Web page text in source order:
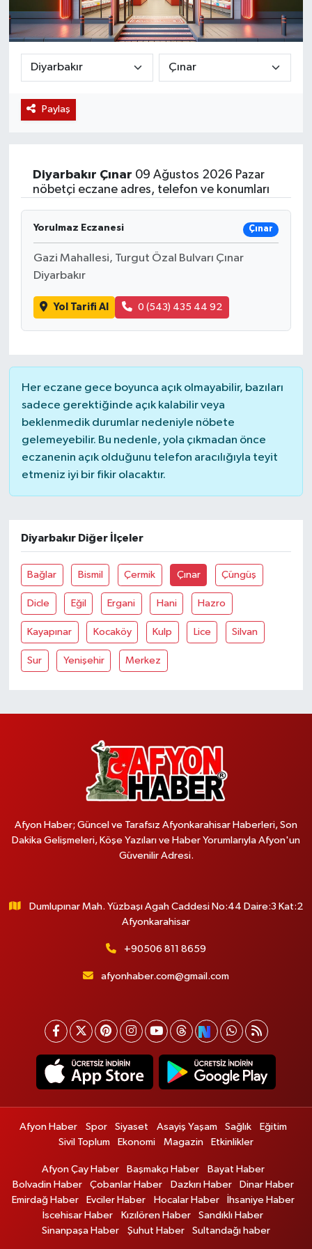
Paylaş
Diyarbakır Çınar 09 Ağustos 2026 Pazar
nöbetçi eczane adres, telefon ve konumları
Yorulmaz Eczanesi Çınar
Gazi Mahallesi, Turgut Özal Bulvarı Çınar
Diyarbakır
Yol Tarifi Al 0 (543) 435 44 92
Her eczane gece boyunca açık olmayabilir, bazıları
sadece gerektiğinde açık kalabilir veya
beklenmedik durumlar nedeniyle nöbete
gelemeyebilir. Bu nedenle, yola çıkmadan önce
eczanenin açık olduğunu telefon aracılığıyla teyit
etmeniz iyi bir fikir olacaktır.
Diyarbakır Diğer İlçeler
Bağlar Bismil Çermik Çınar Çüngüş
Dicle Eğil Ergani Hani Hazro
Kayapınar Kocaköy Kulp Lice Silvan
Sur Yenişehir Merkez
Afyon Haber; Güncel ve Tarafsız Afyonkarahisar Haberleri, Son
Dakika Gelişmeleri, Köşe Yazıları ve Haber Yorumlarıyla Afyon'un
Güvenilir Adresi.
Dumlupınar Mah. Yüzbaşı Agah Caddesi No:44 Daire:3 Kat:2
Afyonkarahisar
+90506 811 8659
afyonhaber.com@gmail.com
Afyon Haber Spor Siyaset Asayiş Yaşam Sağlık
Eğitim
Sivil Toplum
Ekonomi Magazin Etkinlikler
Afyon Çay Haber Başmakçı Haber
Bayat Haber
Bolvadin Haber
Çobanlar Haber Dazkırı Haber
Dinar Haber
Emirdağ Haber
Evciler Haber Hocalar Haber
İhsaniye Haber
İscehisar Haber
Kızılören Haber
Sandıklı Haber
Sinanpaşa Haber
Şuhut Haber Sultandağı haber
Magazin
Etkinlikler